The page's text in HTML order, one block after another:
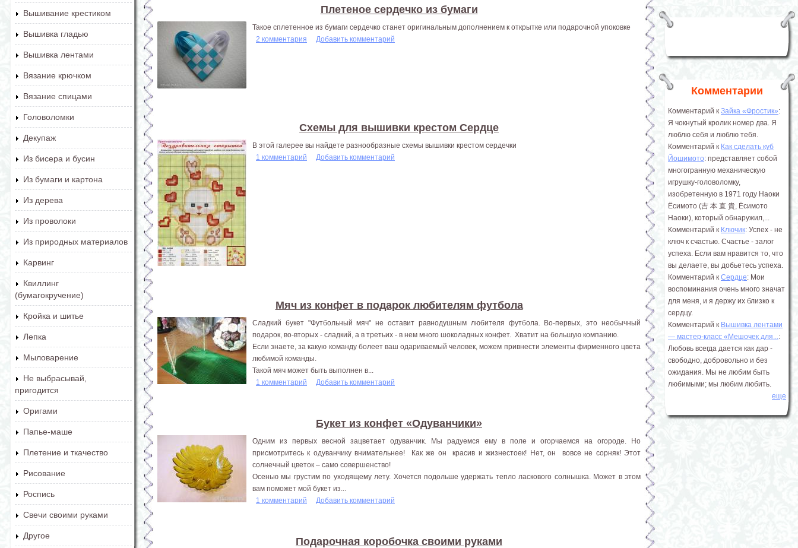
Вышивание крестиком
Вышивка гладью
Вышивка лентами
Вязание крючком
Вязание спицами
Головоломки
Декупаж
Из бисера и бусин
Из бумаги и картона
Из дерева
Из проволоки
Из природных материалов
Карвинг
Квиллинг
(бумагокручение)
Кройка и шитье
Лепка
Мыловарение
Не выбрасывай,
пригодится
Оригами
Папье-маше
Плетение и ткачество
Рисование
Роспись
Свечи своими руками
Другое
Плетеное сердечко из бумаги
Такое сплетенное из бумаги сердечко станет оригинальным дополнением к открытке или подарочной упоковке
2 комментария
Добавить комментарий
Схемы для вышивки крестом Сердце
В этой галерее вы найдете разнообразные схемы вышивки крестом сердечки
1 комментарий
Добавить комментарий
Мяч из конфет в подарок любителям футбола
Сладкий букет "Футбольный мяч" не оставит равнодушным любителя футбола. Во-первых, это необычный
подарок, во-вторых - сладкий, а в третьих - в нем много шоколадных конфет. Хватит на большую компанию.
Если знаете, за какую команду болеет ваш одариваемый человек, можем привнести элементы фирменного цвета
любимой команды.
Такой мяч может быть выполнен в...
1 комментарий
Добавить комментарий
Букет из конфет «Одуванчики»
Одним из первых весной зацветает одуванчик. Мы радуемся ему в поле и огорчаемся на огороде. Но
присмотритесь к одуванчику внимательнее! Как же он красив и жизнестоек! Нет, он вовсе не сорняк! Этот
солнечный цветок – само совершенство!
Осенью мы грустим по уходящему лету. Хочется подольше удержать тепло ласкового солнышка. Может в этом
вам поможет мой букет из...
1 комментарий
Добавить комментарий
Подарочная коробочка своими руками
Комментарии
Комментарий к Зайка «Фростик»:
Я чокнутый кролик номер два. Я
люблю себя и люблю тебя.
Комментарий к Как сделать куб
Йошимото: представляет собой
многогранную механическую
игрушку-головоломку,
изобретенную в 1971 году Наоки
Ёсимото (吉 本 直 貴, Ёсимото
Наоки), который обнаружил,...
Комментарий к Ключик: Успех - не
ключ к счастью. Счастье - залог
успеха. Если вам нравится то, что
вы делаете, вы добьетесь успеха.
Комментарий к Сердце: Мои
воспоминания очень много значат
для меня, и я держу их близко к
сердцу.
Комментарий к Вышивка лентами
― мастер-класс «Мешочек для...:
Любовь всегда дается как дар -
свободно, добровольно и без
ожидания. Мы не любим быть
любимыми; мы любим любить.
еще